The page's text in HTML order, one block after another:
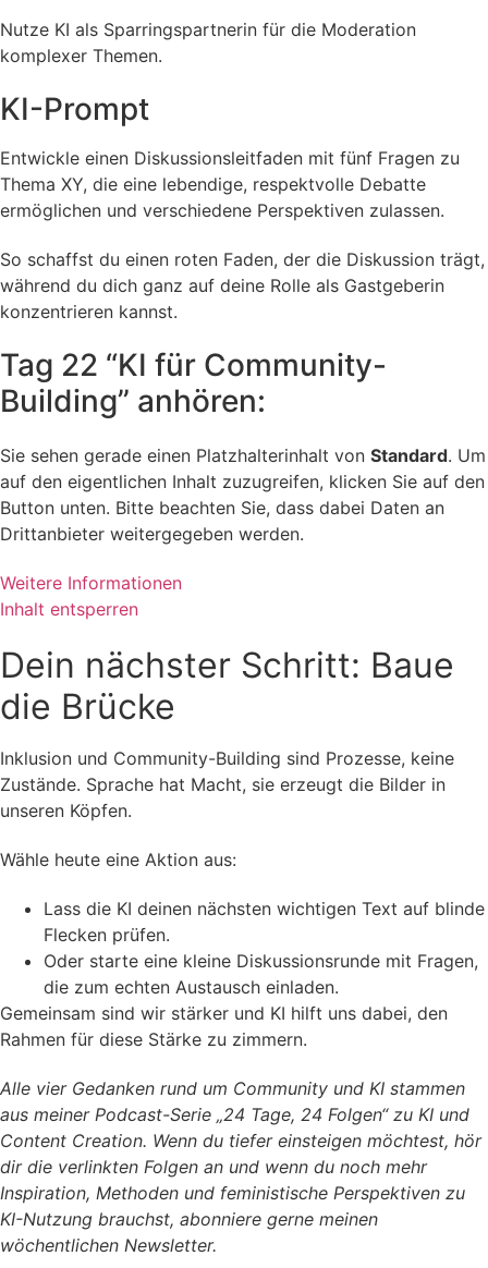
Nutze KI als Sparringspartnerin für die Moderation
komplexer Themen.
KI-Prompt
Entwickle einen Diskussionsleitfaden mit fünf Fragen zu
Thema XY, die eine lebendige, respektvolle Debatte
ermöglichen und verschiedene Perspektiven zulassen.
So schaffst du einen roten Faden, der die Diskussion trägt,
während du dich ganz auf deine Rolle als Gastgeberin
konzentrieren kannst.
Tag 22 “KI für Community-
Building” anhören:
Sie sehen gerade einen Platzhalterinhalt von Standard. Um
auf den eigentlichen Inhalt zuzugreifen, klicken Sie auf den
Button unten. Bitte beachten Sie, dass dabei Daten an
Drittanbieter weitergegeben werden.
Weitere Informationen
Inhalt entsperren
Dein nächster Schritt: Baue
die Brücke
Inklusion und Community-Building sind Prozesse, keine
Zustände. Sprache hat Macht, sie erzeugt die Bilder in
unseren Köpfen.
Wähle heute eine Aktion aus:
Lass die KI deinen nächsten wichtigen Text auf blinde
Flecken prüfen.
Oder starte eine kleine Diskussionsrunde mit Fragen,
die zum echten Austausch einladen.
Gemeinsam sind wir stärker und KI hilft uns dabei, den
Rahmen für diese Stärke zu zimmern.
Alle vier Gedanken rund um Community und KI stammen
aus meiner Podcast-Serie „24 Tage, 24 Folgen“ zu KI und
Content Creation. Wenn du tiefer einsteigen möchtest, hör
dir die verlinkten Folgen an und wenn du noch mehr
Inspiration, Methoden und feministische Perspektiven zu
KI-Nutzung brauchst, abonniere gerne meinen
wöchentlichen Newsletter.